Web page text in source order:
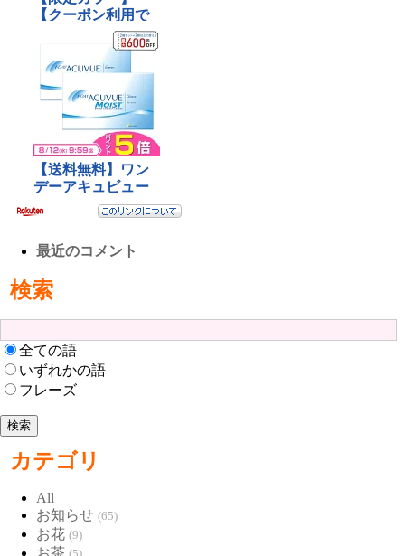
最近のコメント
検索
全ての語
いずれかの語
フレーズ
カテゴリ
All
お知らせ (65)
お花 (9)
お茶